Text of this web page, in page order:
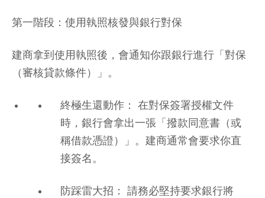
第一階段：使用執照核發與銀行對保
建商拿到使用執照後，會通知你跟銀行進行「對保
（審核貸款條件）」。
終極生還動作： 在對保簽署授權文件
時，銀行會拿出一張「撥款同意書（或
稱借款憑證）」。建商通常會要求你直
接簽名。
防踩雷大招： 請務必堅持要求銀行將